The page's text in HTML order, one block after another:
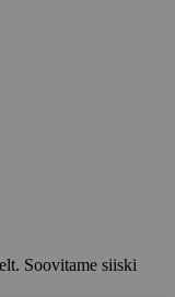
Soovitame siiski